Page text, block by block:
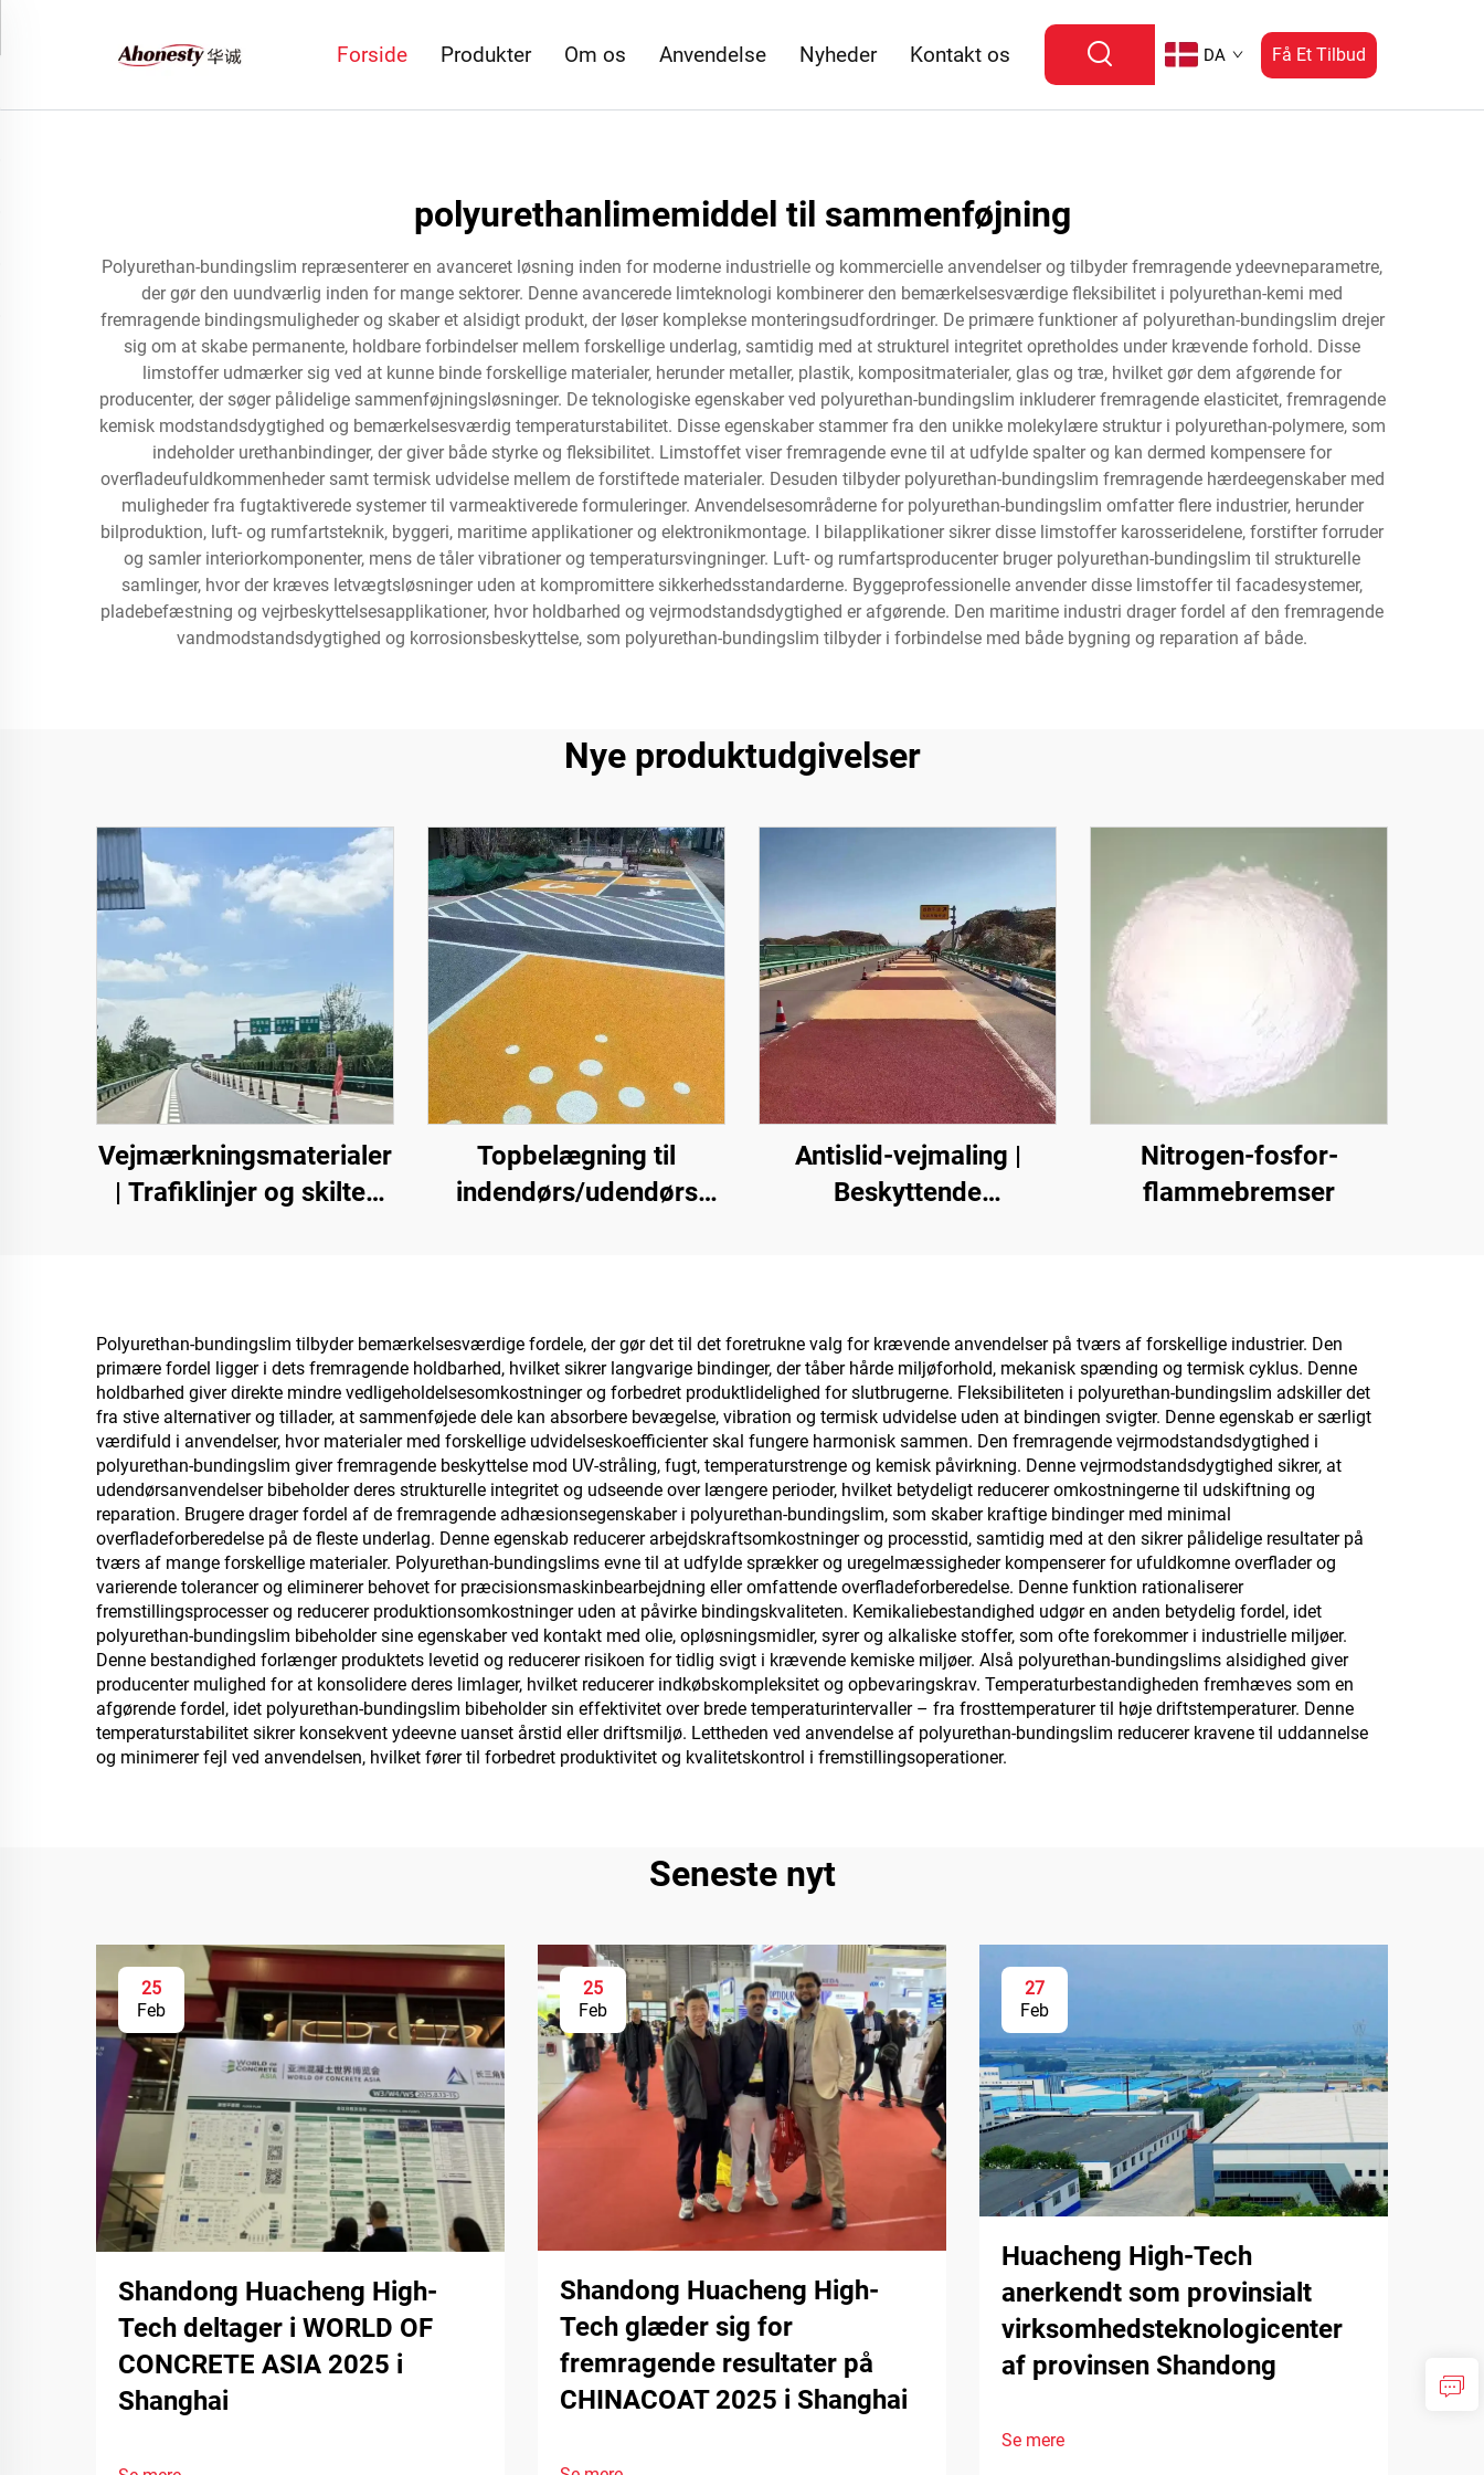
Forside Produkter Om os Anvendelse Nyheder Kontakt os DA Få Et Tilbud
polyurethanlimemiddel til sammenføjning
Polyurethan-bundingslim repræsenterer en avanceret løsning inden for moderne industrielle og kommercielle anvendelser og tilbyder fremragende ydeevneparametre,
der gør den uundværlig inden for mange sektorer. Denne avancerede limteknologi kombinerer den bemærkelsesværdige fleksibilitet i polyurethan-kemi med
fremragende bindingsmuligheder og skaber et alsidigt produkt, der løser komplekse monteringsudfordringer. De primære funktioner af polyurethan-bundingslim drejer
sig om at skabe permanente, holdbare forbindelser mellem forskellige underlag, samtidig med at strukturel integritet opretholdes under krævende forhold. Disse
limstoffer udmærker sig ved at kunne binde forskellige materialer, herunder metaller, plastik, kompositmaterialer, glas og træ, hvilket gør dem afgørende for
producenter, der søger pålidelige sammenføjningsløsninger. De teknologiske egenskaber ved polyurethan-bundingslim inkluderer fremragende elasticitet, fremragende
kemisk modstandsdygtighed og bemærkelsesværdig temperaturstabilitet. Disse egenskaber stammer fra den unikke molekylære struktur i polyurethan-polymere, som
indeholder urethanbindinger, der giver både styrke og fleksibilitet. Limstoffet viser fremragende evne til at udfylde spalter og kan dermed kompensere for
overfladeufuldkommenheder samt termisk udvidelse mellem de forstiftede materialer. Desuden tilbyder polyurethan-bundingslim fremragende hærdeegenskaber med
muligheder fra fugtaktiverede systemer til varmeaktiverede formuleringer. Anvendelsesområderne for polyurethan-bundingslim omfatter flere industrier, herunder
bilproduktion, luft- og rumfartsteknik, byggeri, maritime applikationer og elektronikmontage. I bilapplikationer sikrer disse limstoffer karosseridelene, forstifter forruder
og samler interiorkomponenter, mens de tåler vibrationer og temperatursvingninger. Luft- og rumfartsproducenter bruger polyurethan-bundingslim til strukturelle
samlinger, hvor der kræves letvægtsløsninger uden at kompromittere sikkerhedsstandarderne. Byggeprofessionelle anvender disse limstoffer til facadesystemer,
pladebefæstning og vejrbeskyttelsesapplikationer, hvor holdbarhed og vejrmodstandsdygtighed er afgørende. Den maritime industri drager fordel af den fremragende
vandmodstandsdygtighed og korrosionsbeskyttelse, som polyurethan-bundingslim tilbyder i forbindelse med både bygning og reparation af både.
Nye produktudgivelser
Vejmærkningsmaterialer
| Trafiklinjer og skilte-
Topbelægning til
indendørs/udendørs
asfaltvandtætning,
silikone-PU-renovering,
PMA, EPDM,
vand-/oliebaserede
epoxy-underlag,
marmor,
belægningsfliser,
gennemtrængelige
betonoverflader,
køretøjsanvendelser mv.
Antislid-vejmaling |
Beskyttende
belægninger
Nitrogen-fosfor-
flammebremser
Polyurethan-bundingslim tilbyder bemærkelsesværdige fordele, der gør det til det foretrukne valg for krævende anvendelser på tværs af forskellige industrier. Den
primære fordel ligger i dets fremragende holdbarhed, hvilket sikrer langvarige bindinger, der tåber hårde miljøforhold, mekanisk spænding og termisk cyklus. Denne
holdbarhed giver direkte mindre vedligeholdelsesomkostninger og forbedret produktlidelighed for slutbrugerne. Fleksibiliteten i polyurethan-bundingslim adskiller det
fra stive alternativer og tillader, at sammenføjede dele kan absorbere bevægelse, vibration og termisk udvidelse uden at bindingen svigter. Denne egenskab er særligt
værdifuld i anvendelser, hvor materialer med forskellige udvidelseskoefficienter skal fungere harmonisk sammen. Den fremragende vejrmodstandsdygtighed i
polyurethan-bundingslim giver fremragende beskyttelse mod UV-stråling, fugt, temperaturstrenge og kemisk påvirkning. Denne vejrmodstandsdygtighed sikrer, at
udendørsanvendelser bibeholder deres strukturelle integritet og udseende over længere perioder, hvilket betydeligt reducerer omkostningerne til udskiftning og
reparation. Brugere drager fordel af de fremragende adhæsionsegenskaber i polyurethan-bundingslim, som skaber kraftige bindinger med minimal
overfladeforberedelse på de fleste underlag. Denne egenskab reducerer arbejdskraftsomkostninger og processtid, samtidig med at den sikrer pålidelige resultater på
tværs af mange forskellige materialer. Polyurethan-bundingslims evne til at udfylde sprækker og uregelmæssigheder kompenserer for ufuldkomne overflader og
varierende tolerancer og eliminerer behovet for præcisionsmaskinbearbejdning eller omfattende overfladeforberedelse. Denne funktion rationaliserer
fremstillingsprocesser og reducerer produktionsomkostninger uden at påvirke bindingskvaliteten. Kemikaliebestandighed udgør en anden betydelig fordel, idet
polyurethan-bundingslim bibeholder sine egenskaber ved kontakt med olie, opløsningsmidler, syrer og alkaliske stoffer, som ofte forekommer i industrielle miljøer.
Denne bestandighed forlænger produktets levetid og reducerer risikoen for tidlig svigt i krævende kemiske miljøer. Alså polyurethan-bundingslims alsidighed giver
producenter mulighed for at konsolidere deres limlager, hvilket reducerer indkøbskompleksitet og opbevaringskrav. Temperaturbestandigheden fremhæves som en
afgørende fordel, idet polyurethan-bundingslim bibeholder sin effektivitet over brede temperaturintervaller – fra frosttemperaturer til høje driftstemperaturer. Denne
temperaturstabilitet sikrer konsekvent ydeevne uanset årstid eller driftsmiljø. Lettheden ved anvendelse af polyurethan-bundingslim reducerer kravene til uddannelse
og minimerer fejl ved anvendelsen, hvilket fører til forbedret produktivitet og kvalitetskontrol i fremstillingsoperationer.
Seneste nyt
25
Feb
Shandong Huacheng High-
Tech deltager i WORLD OF
CONCRETE ASIA 2025 i
Shanghai
25
Feb
Shandong Huacheng High-
Tech glæder sig for
fremragende resultater på
CHINACOAT 2025 i Shanghai
27
Feb
Huacheng High-Tech
anerkendt som provinsialt
virksomhedsteknologicenter
af provinsen Shandong
Se mere